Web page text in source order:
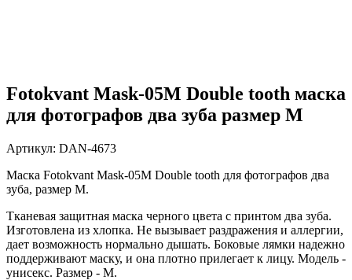
Fotokvant Mask-05M Double tooth маска
для фотографов два зуба размер M
Артикул: DAN-4673
Маска Fotokvant Mask-05M Double tooth для фотографов два
зуба, размер M.
Тканевая защитная маска черного цвета с принтом два зуба.
Изготовлена из хлопка. Не вызывает раздражения и аллергии,
дает возможность нормально дышать. Боковые лямки надежно
поддерживают маску, и она плотно прилегает к лицу. Модель -
унисекс. Размер - М.